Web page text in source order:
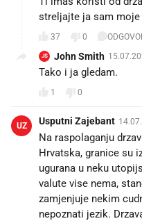
streljajte ja sam
37 0
JS John Smith
Tako i ja gledam.
1 0
UZ Usputni Zajebant
Na raspolaganju
Hrvatska, granice su
ugurana u neku
valute vise nema,
zamjenjuje nekim
nepoznati jezik.